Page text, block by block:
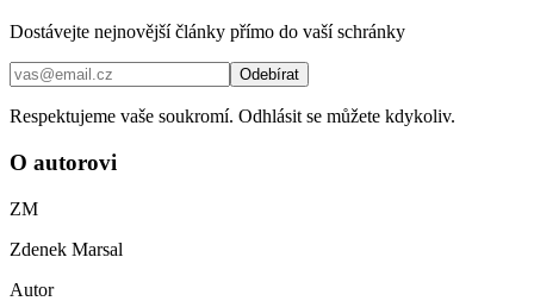
Dostávejte nejnovější články přímo do vaší schránky
Odebírat
Respektujeme vaše soukromí. Odhlásit se můžete kdykoliv.
O autorovi
ZM
Zdenek Marsal
Autor